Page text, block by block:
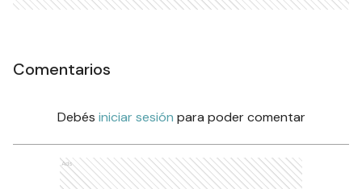
Comentarios
Debés iniciar sesión para poder comentar
Ads